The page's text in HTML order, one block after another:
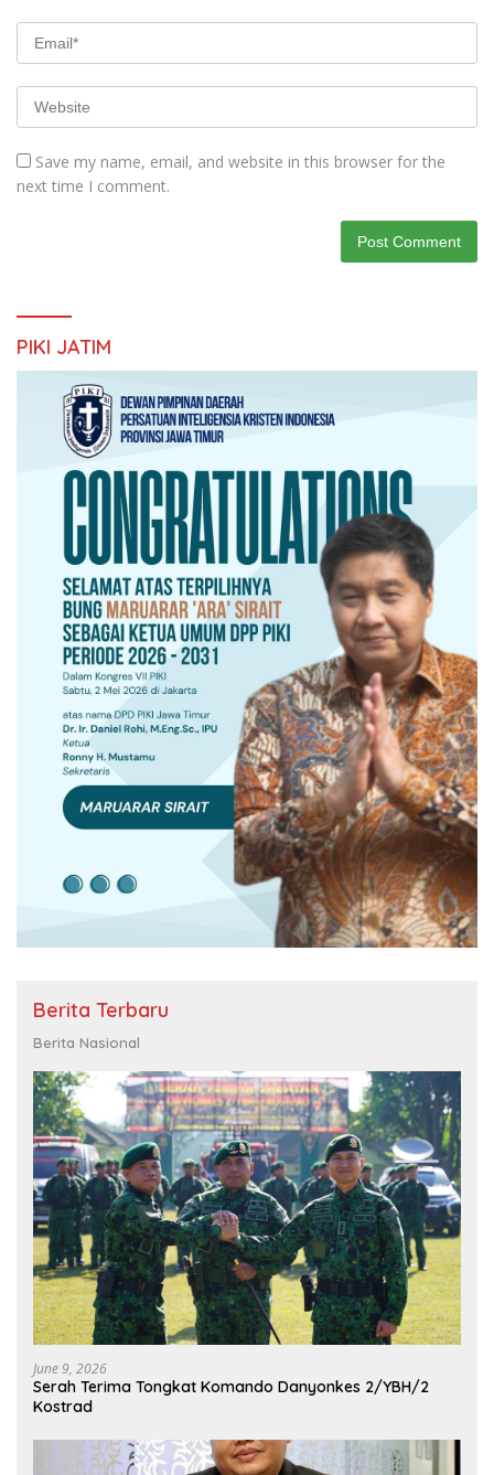
Save my name, email, and website in this browser for the
next time I comment.
PIKI JATIM
Berita Terbaru
Berita Nasional
June 9, 2026
Serah Terima Tongkat Komando Danyonkes 2/YBH/2
Kostrad